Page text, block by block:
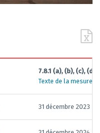
7.8.1 (a), (b), (c),
Texte de la mesure
31 décembre 2023